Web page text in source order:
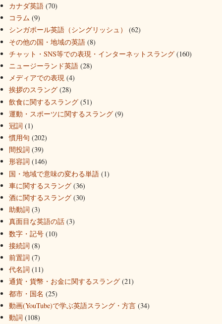
カナダ英語 (70)
コラム (9)
シンガポール英語（シングリッシュ）
(62)
その他の国・地域の英語 (8)
チャット・SNS等での表現・インターネットスラング (160)
ニュージーランド英語 (28)
メディアでの表現 (4)
挨拶のスラング (28)
飲食に関するスラング (51)
運動・スポーツに関するスラング (9)
冠詞 (1)
慣用句 (202)
間投詞 (39)
形容詞 (146)
国・地域で意味の変わる単語 (1)
車に関するスラング (36)
酒に関するスラング (30)
助動詞 (3)
真面目な英語の話 (3)
数字・記号 (10)
接続詞 (8)
前置詞 (7)
代名詞 (11)
通貨・貨幣・お金に関するスラング (21)
都市・国名 (25)
動画(YouTube)で学ぶ英語スラング・方言 (34)
動詞 (108)